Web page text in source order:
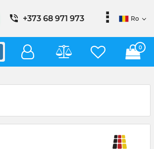
+373 68 971 973 Ro
0